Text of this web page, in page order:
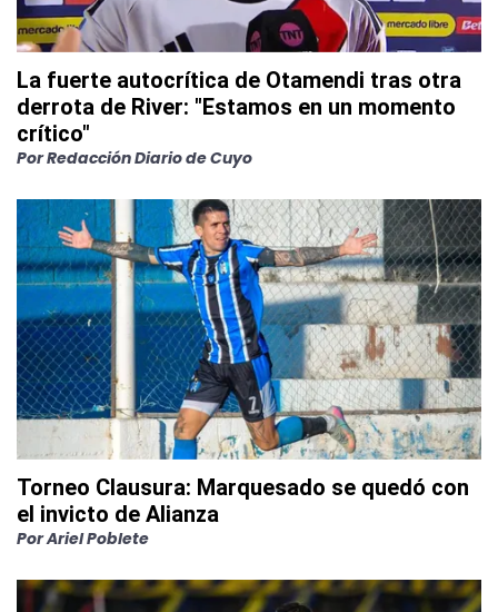
La fuerte autocrítica de Otamendi tras otra
derrota de River: "Estamos en un momento
crítico"
PorRedacción Diario de Cuyo
Torneo Clausura: Marquesado se quedó con
el invicto de Alianza
PorAriel Poblete